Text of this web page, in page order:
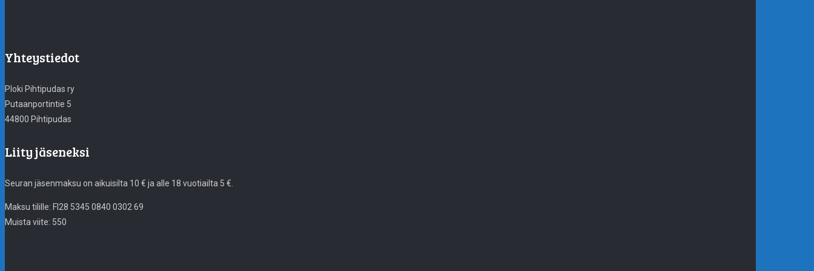
Yhteystiedot
Ploki Pihtipudas ry
Putaanportintie 5
44800 Pihtipudas
Liity jäseneksi
Seuran jäsenmaksu on aikuisilta 10 € ja alle 18 vuotiailta 5 €.
Maksu tilille: FI28 5345 0840 0302 69
Muista viite: 550